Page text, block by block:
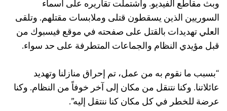
وبث مقاطع الفيديو. واشتملت تقاريره على أسماء
السوريين الذين يسقطون قتلى وملابسات مقتلهم. وتلقى
العلي تهديدات بالقتل على صفحته في موقع فيسبوك من
قبل مؤيدي النظام والجماعات المتطرفة على حد سواء.
“بسبب ما نقوم به من عمل، تم إحراق منازلنا وتهديد
عائلاتنا. وكنا نتنقل من مكان إلى آخر خوفاً من النظام. وكنا
عرضة للخطر في كل مكان كنا ننتقل إليه”.